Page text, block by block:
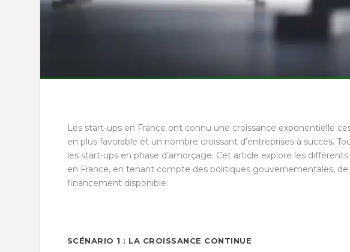
Les start-ups en France ont connu une croissance exponentielle
en plus favorable et un nombre croissant d’entreprises à succès.
les start-ups en phase d’amorçage. Cet article explore les
en France, en tenant compte des politiques gouvernementales,
financement disponible.
SCÉNARIO 1 : LA CROISSANCE CONTINUE